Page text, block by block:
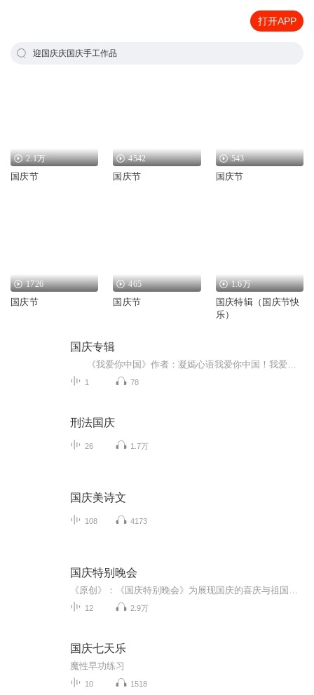
打开APP
迎国庆庆国庆手工作品
2.1万
国庆节
4542
国庆节
543
国庆节
1726
国庆节
465
国庆节
1.6万
国庆特辑（国庆节快
乐）
国庆专辑
1 78
刑法国庆
26 1.7万
国庆美诗文
108 4173
国庆特别晚会
12 2.9万
国庆七天乐
魔性早功练习
10 1518